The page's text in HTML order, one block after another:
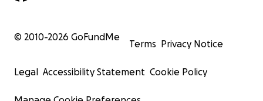
© 2010-2026 GoFundMe
Terms Privacy Notice
Legal Accessibility Statement Cookie Policy